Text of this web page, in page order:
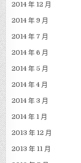
2014 年 12 月
2014 年 9 月
2014 年 7 月
2014 年 6 月
2014 年 5 月
2014 年 4 月
2014 年 3 月
2014 年 1 月
2013 年 12 月
2013 年 11 月